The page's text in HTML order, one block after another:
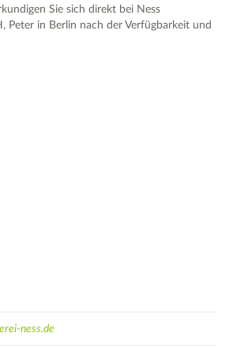
Sie sich direkt bei Ness
Peter in Berlin nach der Verfügbarkeit und
ness.de